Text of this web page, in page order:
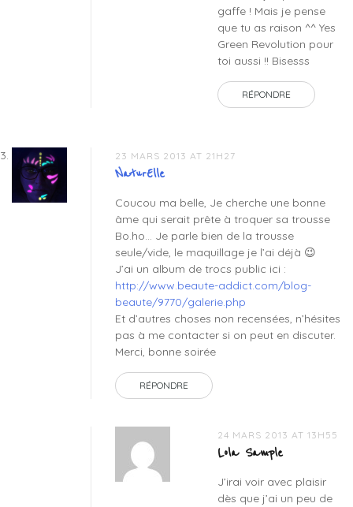
gaffe ! Mais je pense
que tu as raison ^^ Yes
Green Revolution pour
toi aussi !! Bisesss
RÉPONDRE
23 MARS 2013 AT 21H27
NaturElle
Coucou ma belle, Je cherche une bonne
âme qui serait prête à troquer sa trousse
Bo.ho… Je parle bien de la trousse
seule/vide, le maquillage je l’ai déjà 😉
J’ai un album de trocs public ici :
http://www.beaute-addict.com/blog-
beaute/9770/galerie.php
Et d’autres choses non recensées, n’hésites
pas à me contacter si on peut en discuter.
Merci, bonne soirée
RÉPONDRE
24 MARS 2013 AT 13H55
Lola Sample
J’irai voir avec plaisir
dès que j’ai un peu de